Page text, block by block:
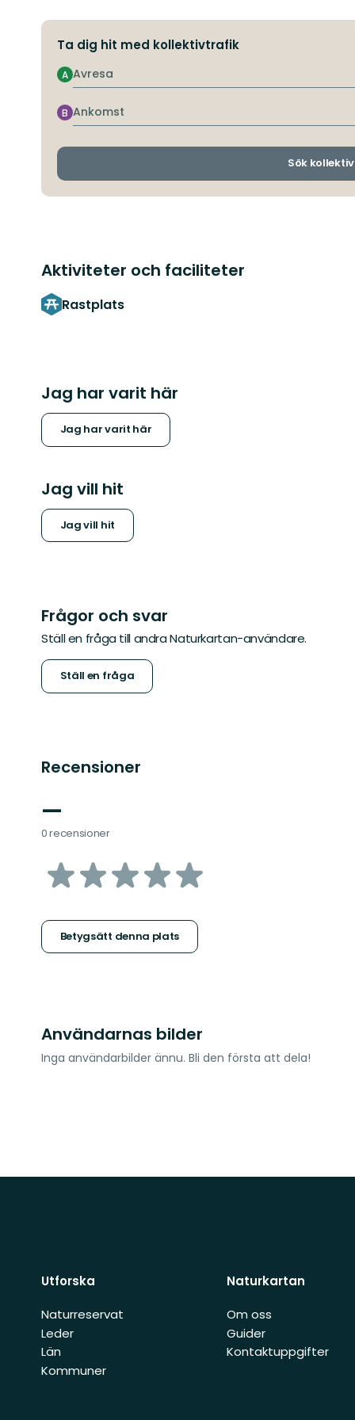
Ta dig hit med kollektivtrafik
Avresa
A
Ankomst
B
Sök
Aktiviteter och faciliteter
Rastplats
Jag har varit här
Jag har varit här
Jag vill hit
Jag vill hit
Frågor och svar
Ställ en fråga till andra Naturkartan-användare.
Ställ en fråga
Recensioner
—
0 recensioner
av
stjärnor
Betygsätt denna plats
Användarnas bilder
Inga användarbilder ännu. Bli den första att dela!
Utforska
Naturreservat
Leder
Län
Kommuner
Naturkartan
Om oss
Guider
Kontaktuppgifter